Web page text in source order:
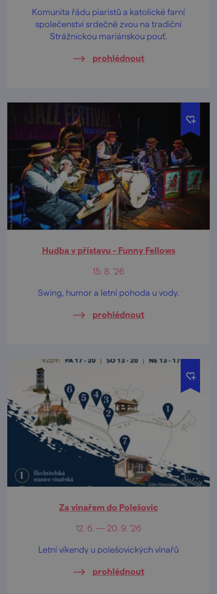
Komunita řádu piaristů a katolické farní
společenství srdečně zvou na tradiční
Strážnickou mariánskou pouť.
prohlédnout
Hudba v přístavu - Funny Fellows
15. 8. '26
Swing, humor a letní pohoda u vody.
prohlédnout
Za vinařem do Polešovic
12. 6. — 20. 9. '26
Letní víkendy u polešovických vinařů
prohlédnout